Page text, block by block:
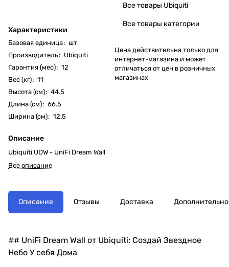
Характеристики
Базовая единица: шт
Производитель: Ubiquiti
Гарантия (мес): 12
Вес (кг): 11
Высота (см): 44.5
Длина (см): 66.5
Ширина (см): 12.5
Описание
Ubiquiti UDW - UniFi Dream Wall
Все описание
Все товары Ubiquiti
Все товары категории
Цена действительна только для
интернет-магазина и может
отличаться от цен в розничных
магазинах
Описание Отзывы Доставка Дополнительно
## UniFi Dream Wall от Ubiquiti: Создай Звездное
Небо У себя Дома